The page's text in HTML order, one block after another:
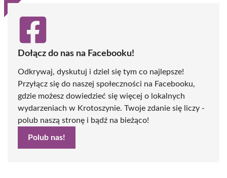
Dołącz do nas na Facebooku!
Odkrywaj, dyskutuj i dziel się tym co najlepsze!
Przyłącz się do naszej społeczności na Facebooku,
gdzie możesz dowiedzieć się więcej o lokalnych
wydarzeniach w Krotoszynie. Twoje zdanie się liczy -
polub naszą stronę i bądź na bieżąco!
Polub nas!